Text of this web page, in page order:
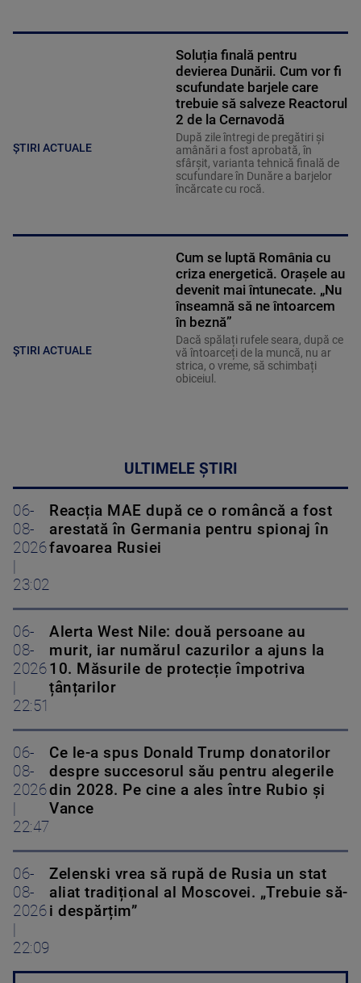
ȘTIRI ACTUALE
Soluția finală pentru
devierea Dunării. Cum vor fi
scufundate barjele care
trebuie să salveze Reactorul
2 de la Cernavodă
După zile întregi de pregătiri și
amânări a fost aprobată, în
sfârșit, varianta tehnică finală de
scufundare în Dunăre a barjelor
încărcate cu rocă.
ȘTIRI ACTUALE
Cum se luptă România cu
criza energetică. Orașele au
devenit mai întunecate. „Nu
înseamnă să ne întoarcem
în beznă”
Dacă spălați rufele seara, după ce
vă întoarceți de la muncă, nu ar
strica, o vreme, să schimbați
obiceiul.
ULTIMELE ȘTIRI
06-
08-
2026
23:02
Reacția MAE după ce o româncă a fost
arestată în Germania pentru spionaj în
favoarea Rusiei
06-
08-
2026
22:51
Alerta West Nile: două persoane au
murit, iar numărul cazurilor a ajuns la
10. Măsurile de protecție împotriva
țânțarilor
06-
08-
2026
22:47
Ce le-a spus Donald Trump donatorilor
despre succesorul său pentru alegerile
din 2028. Pe cine a ales între Rubio și
Vance
06-
08-
2026
22:09
Zelenski vrea să rupă de Rusia un stat
aliat tradițional al Moscovei. „Trebuie să-
i despărțim”